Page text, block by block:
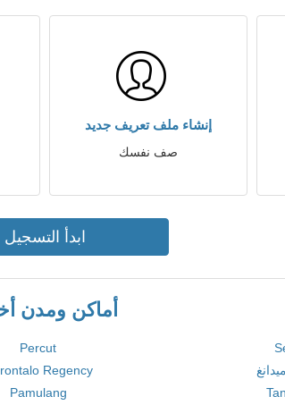
إنشاء ملف تعريف جديد
صف نفسك
ابدأ التسجيل
أماكن ومدن
Percut
Regency
Pamulang